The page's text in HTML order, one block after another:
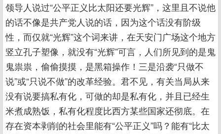
领导人说过“公平正义比太阳还要光辉”，这里且不说他
的话不像是共产党人说的话，因为这个话没有阶级
性，而仅就“光辉”这个词来讲，在天安门广场这个地方
竖立孔子塑像，就没有“光辉”可言，人们所见到的是鬼
鬼祟祟，偷偷摸摸，是黑箱操作！三是沿袭“只做不
说”或“只说不做”的改革经验。君不见，有关当局从来
没有说要搞私有化，可做的却是私有化，并且已经生
米煮成熟饭，私有化程度比西方某些国家还彻底。在
存在资本剥削的社会里能有“公平正义”吗？能有“比太